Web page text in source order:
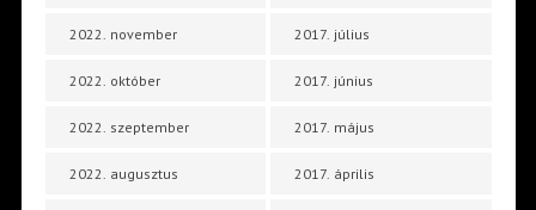
2022. november
2022. október
2022. szeptember
2022. augusztus
2017. július
2017. június
2017. május
2017. április